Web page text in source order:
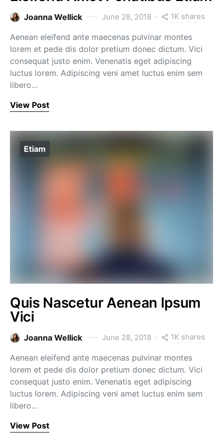
Joanna Wellick June 28, 2018 1K shares
Aenean eleifend ante maecenas pulvinar montes
lorem et pede dis dolor pretium donec dictum. Vici
consequat justo enim. Venenatis eget adipiscing
luctus lorem. Adipiscing veni amet luctus enim sem
libero…
View Post
Etiam
Quis Nascetur Aenean Ipsum
Vici
Joanna Wellick June 28, 2018 1K shares
Aenean eleifend ante maecenas pulvinar montes
lorem et pede dis dolor pretium donec dictum. Vici
consequat justo enim. Venenatis eget adipiscing
luctus lorem. Adipiscing veni amet luctus enim sem
libero…
View Post